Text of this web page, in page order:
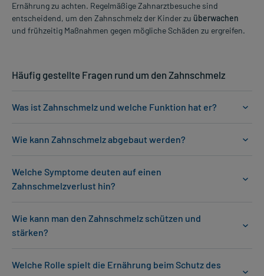
Ernährung zu achten. Regelmäßige Zahnarztbesuche sind
entscheidend, um den Zahnschmelz der Kinder zu überwachen
und frühzeitig Maßnahmen gegen mögliche Schäden zu ergreifen.
Häufig gestellte Fragen rund um den Zahnschmelz
Was ist Zahnschmelz und welche Funktion hat er?
Wie kann Zahnschmelz abgebaut werden?
Welche Symptome deuten auf einen
Zahnschmelzverlust hin?
Wie kann man den Zahnschmelz schützen und
stärken?
Welche Rolle spielt die Ernährung beim Schutz des